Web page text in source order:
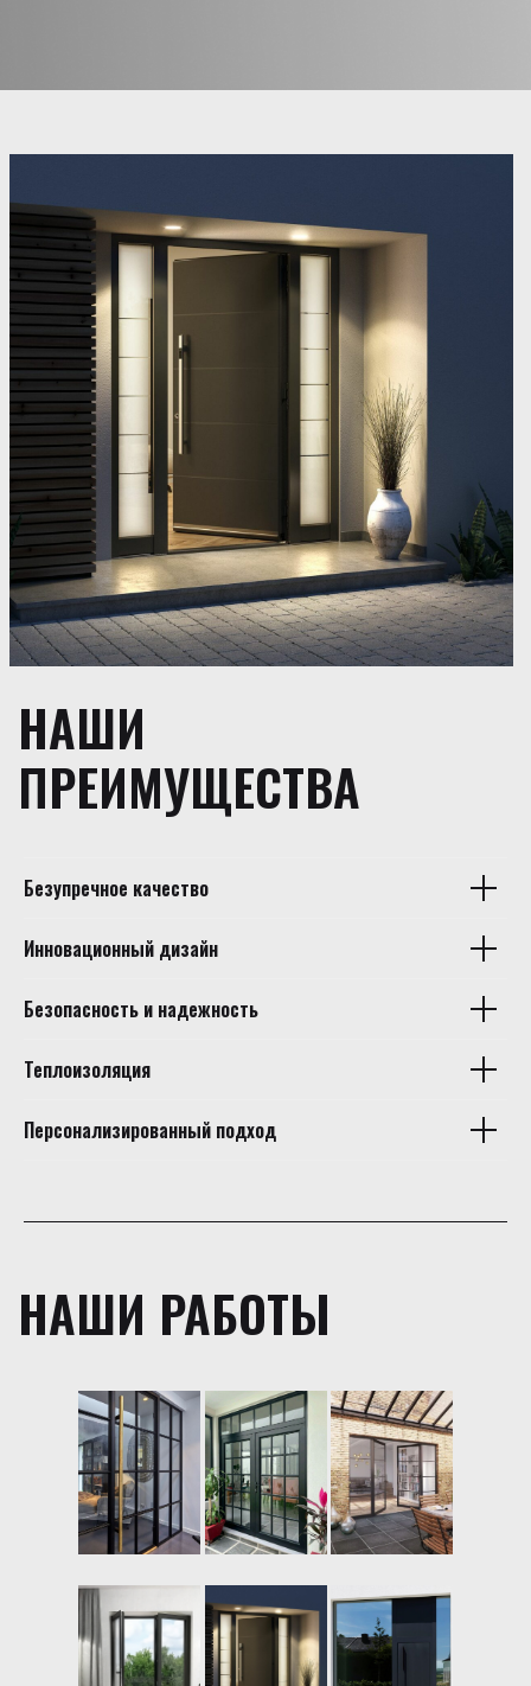
НАШИ
ПРЕИМУЩЕСТВА
Безупречное качество
Инновационный дизайн
Безопасность и надежность
Теплоизоляция
Персонализированный подход
НАШИ РАБОТЫ